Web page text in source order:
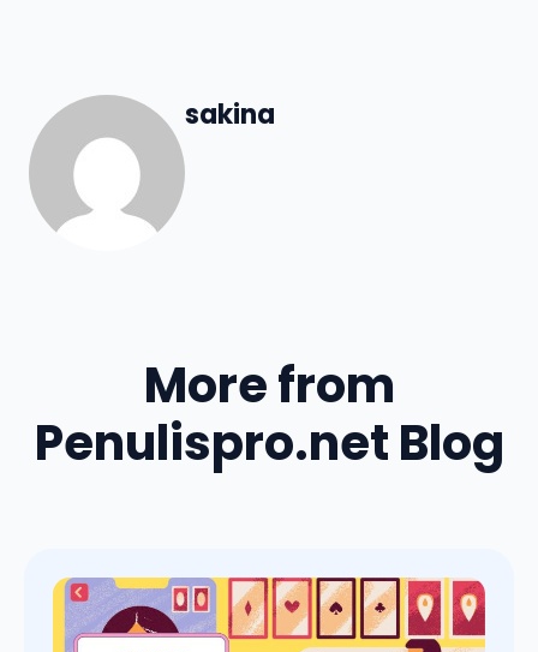
sakina
More from
Penulispro.net Blog